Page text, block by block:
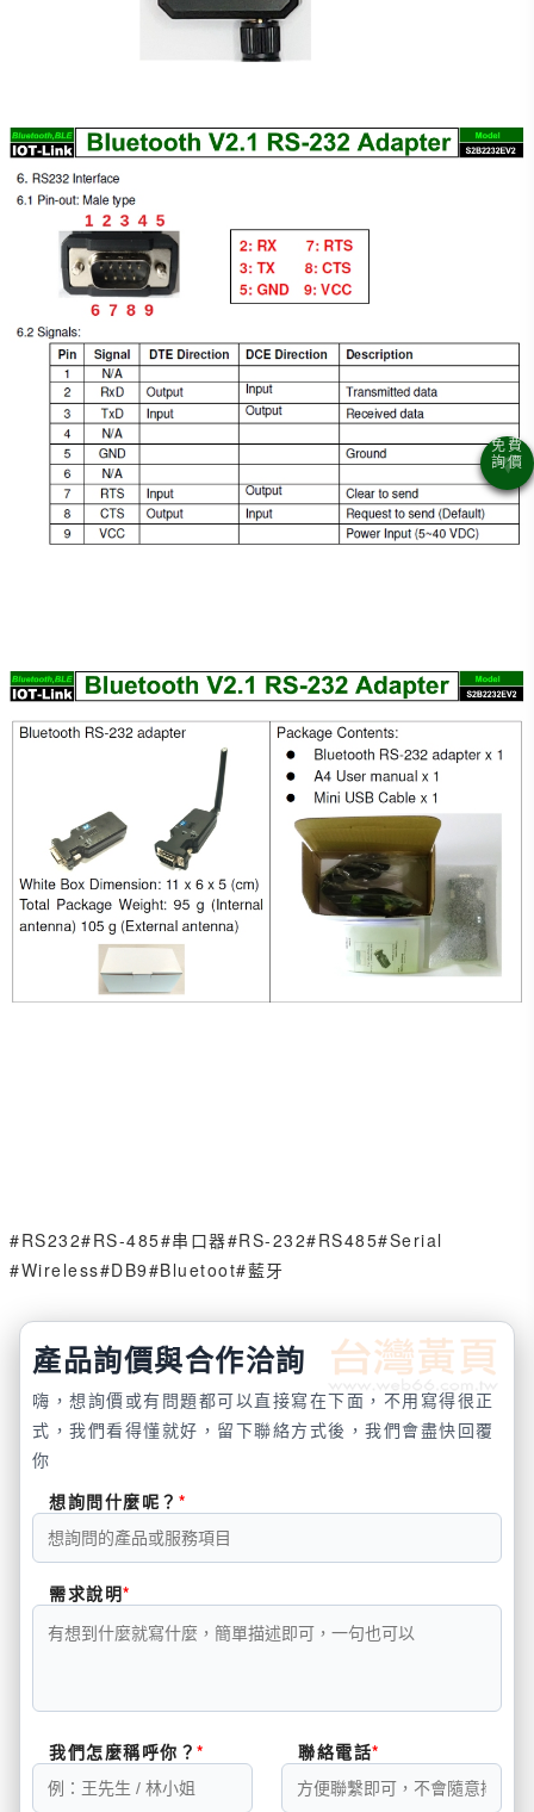
#RS232#RS-485#串口器#RS-232#RS485#Serial
#Wireless#DB9#Bluetoot#藍牙
產品詢價與合作洽詢
嗨，想詢價或有問題都可以直接寫在下面，不用寫得很正
式，我們看得懂就好，留下聯絡方式後，我們會盡快回覆
你
想詢問什麼呢？
需求說明
我們怎麼稱呼你？ 聯絡電話